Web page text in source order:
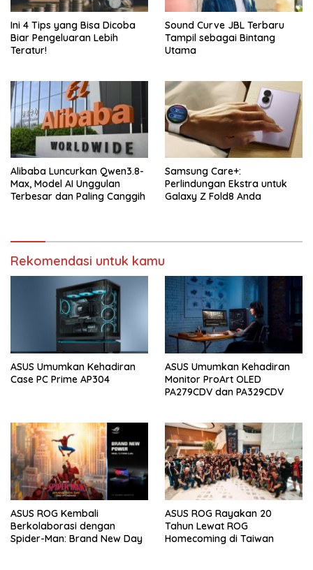
Ini 4 Tips yang Bisa Dicoba
Biar Pengeluaran Lebih
Teratur!
Sound Curve JBL Terbaru
Tampil sebagai Bintang
Utama
Alibaba Luncurkan Qwen3.8-
Max, Model AI Unggulan
Terbesar dan Paling Canggih
Samsung Care+:
Perlindungan Ekstra untuk
Galaxy Z Fold8 Anda
Rekomendasi untuk kamu
ASUS Umumkan Kehadiran
Case PC Prime AP304
ASUS Umumkan Kehadiran
Monitor ProArt OLED
PA279CDV dan PA329CDV
ASUS ROG Kembali
Berkolaborasi dengan
Spider-Man: Brand New Day
ASUS ROG Rayakan 20
Tahun Lewat ROG
Homecoming di Taiwan